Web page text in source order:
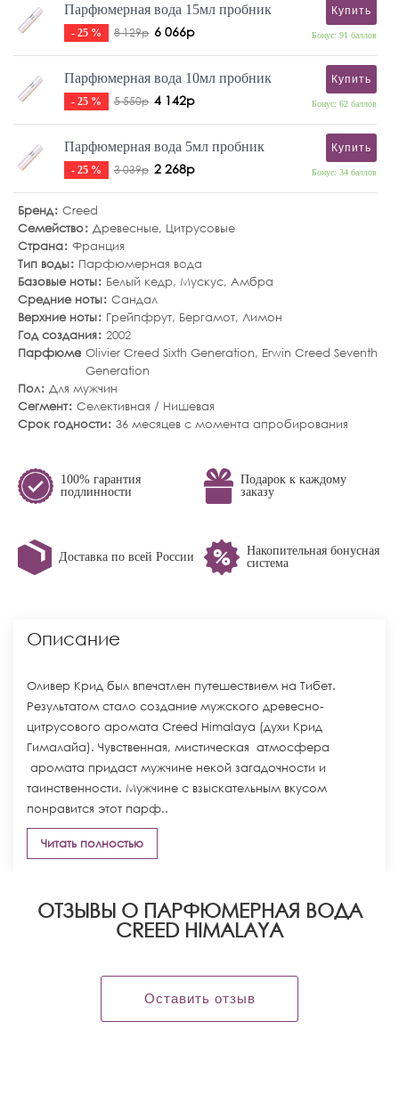
Парфюмерная вода 15мл пробник
- 25 % 8 129р 6 066р
Купить
Бонус: 91 баллов
Парфюмерная вода 10мл пробник
- 25 % 5 550р 4 142р
Купить
Бонус: 62 баллов
Парфюмерная вода 5мл пробник
- 25 % 3 039р 2 268р
Купить
Бонус: 34 баллов
Бренд Creed
Семейство Древесные, Цитрусовые
Страна Франция
Тип воды
Парфюмерная вода
Базовые ноты
Белый кедр, Мускус, Амбра
Средние ноты Сандал
Верхние ноты
Грейпфрут, Бергамот, Лимон
Год создания 2002
ПарфюмерOlivier Creed Sixth Generation, Erwin Creed Seventh
Generation
Пол Для мужчин
Сегмент Селективная / Нишевая
Срок годности 36 месяцев с момента апробирования
100% гарантия
подлинности
Подарок к каждому
заказу
Доставка по всей России
Накопительная бонусная
система
Описание
Оливер Крид был впечатлен путешествием на Тибет.
Результатом стало создание мужского древесно-
цитрусового аромата Creed Himalaya (духи Крид
Гималайа). Чувственная, мистическая атмосфера
аромата придаст мужчине некой загадочности и
таинственности. Мужчине с взыскательным вкусом
понравится этот парф..
Читать полностью
ОТЗЫВЫ О ПАРФЮМЕРНАЯ ВОДА
CREED HIMALAYA
Оставить отзыв